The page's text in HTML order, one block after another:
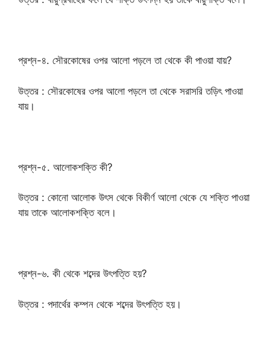
প্রশ্ন-৪. সৌরকোষের ওপর আলো পড়লে তা থেকে কী পাওয়া যায়?
উত্তর : সৌরকোষের ওপর আলো পড়লে তা থেকে সরাসরি তড়িৎ পাওয়া
যায়।
প্রশ্ন-৫. আলোকশক্তি কী?
উত্তর : কোনো আলোক উৎস থেকে বিকীর্ণ আলো থেকে যে শক্তি পাওয়া
যায় তাকে আলোকশক্তি বলে।
প্রশ্ন-৬. কী থেকে শব্দের উৎপত্তি হয়?
উত্তর : পদার্থের কম্পন থেকে শব্দের উৎপত্তি হয়।